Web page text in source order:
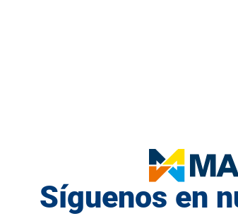
Síguenos en